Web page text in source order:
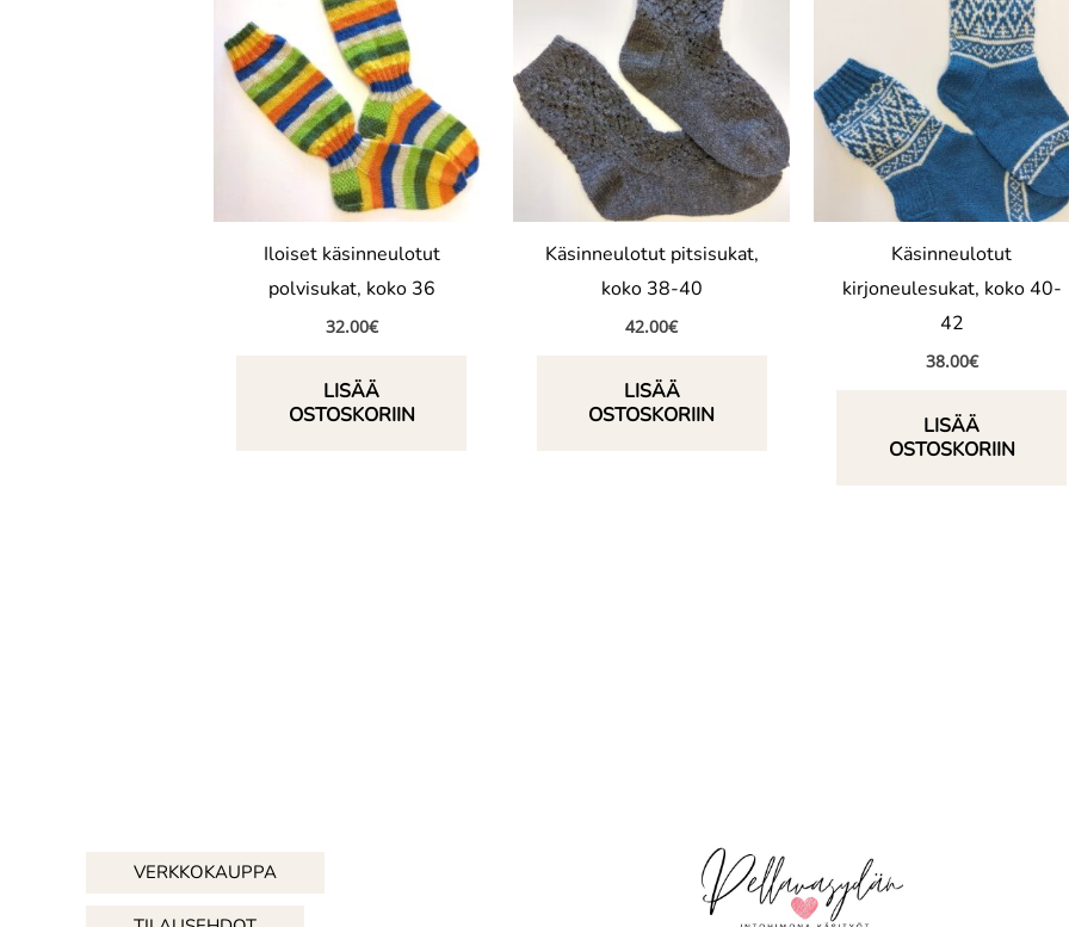
Iloiset käsinneulotut
polvisukat, koko 36
32.00€
LISÄÄ
OSTOSKORIIN
Käsinneulotut pitsisukat,
koko 38-40
42.00€
LISÄÄ
OSTOSKORIIN
Käsinneulotut
kirjoneulesukat, koko 40-
42
38.00€
LISÄÄ
OSTOSKORIIN
VERKKOKAUPPA